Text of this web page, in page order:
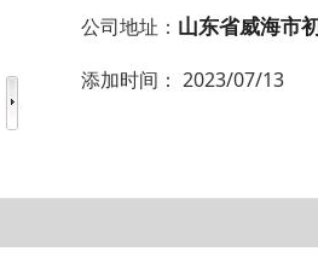
公司地址： 山东省威海市
添加时间： 2023/07/13